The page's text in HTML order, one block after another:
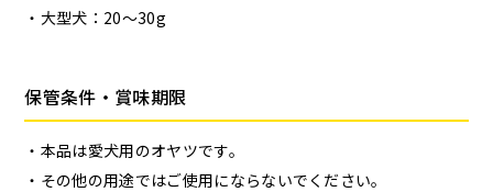
大型犬：20～30g
保管条件・賞味期限
本品は愛犬用のオヤツです。
その他の用途ではご使用にならないでください。